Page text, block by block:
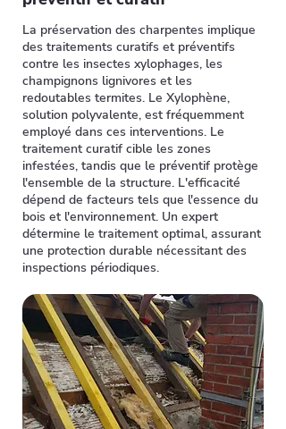
La préservation des charpentes implique
des traitements curatifs et préventifs
contre les insectes xylophages, les
champignons lignivores et les
redoutables termites. Le Xylophène,
solution polyvalente, est fréquemment
employé dans ces interventions. Le
traitement curatif cible les zones
infestées, tandis que le préventif protège
l'ensemble de la structure. L'efficacité
dépend de facteurs tels que l'essence du
bois et l'environnement. Un expert
détermine le traitement optimal, assurant
une protection durable nécessitant des
inspections périodiques.